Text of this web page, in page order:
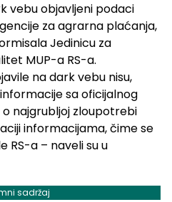
vebu objavljeni podaci
za agrarna plaćanja,
Jedinicu za
MUP-a RS-a.
na dark vebu nisu,
sa oficijalnog
o najgrubljoj zloupotrebi
informacijama, čime se
RS-a – naveli su u
sadržaj